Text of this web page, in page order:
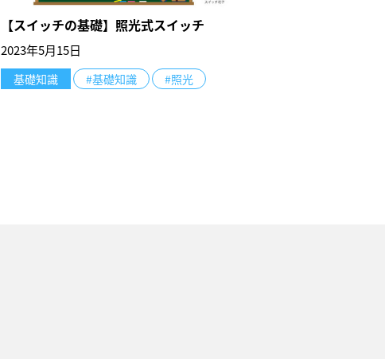
【スイッチの基礎】照光式スイッチ
2023年5月15日
基礎知識 #基礎知識 #照光